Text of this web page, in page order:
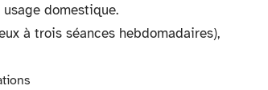
domestique.
à trois séances hebdomadaires),